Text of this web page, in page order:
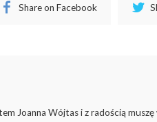
Share on Facebook
Joanna Wójtas i z radością